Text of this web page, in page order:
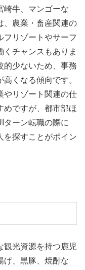
崎牛、マンゴーな
、農業・畜産関連の
フリゾートやサーフ
くチャンスもありま
的少ないため、事務
くなる傾向です。
やリゾート関連の仕
めですが、都市部ほ
ターン転職の際に
を探すことがポイン
観光資源を持つ鹿児
げ、黒豚、焼酎な